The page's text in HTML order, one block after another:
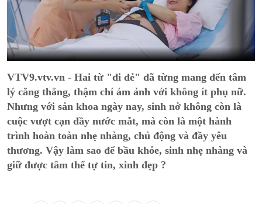
VTV9.vtv.vn - Hai từ "đi đẻ" đã từng mang đến tâm
lý căng thẳng, thậm chí ám ảnh với không ít phụ nữ.
Nhưng với sản khoa ngày nay, sinh nở không còn là
cuộc vượt cạn đầy nước mắt, mà còn là một hành
trình hoàn toàn nhẹ nhàng, chủ động và đầy yêu
thương. Vậy làm sao để bầu khỏe, sinh nhẹ nhàng và
giữ được tâm thế tự tin, xinh đẹp ?